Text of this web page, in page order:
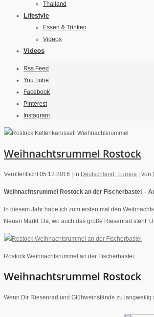
Thailand
Lifestyle
Essen & Trinken
Videos
Videos
Rss Feed
You Tube
Facebook
Pinterest
Instagram
Weihnachtsrummel Rostock
Veröffentlicht 05.12.2016 | in Deutschland , Europa von
Weihnachtsrummel Rostock an der Fischerbastei –
In diesem Jahr habe ich zum ersten mal den
Neuen Markt. Da, wo auch das große Riesenrad steht.
Rostock Weihnachtsrummel an der Fischerbastei
Weihnachtsrummel Rostock
Wenn Dir Riesenrad und Glühweinstände zu langweilig